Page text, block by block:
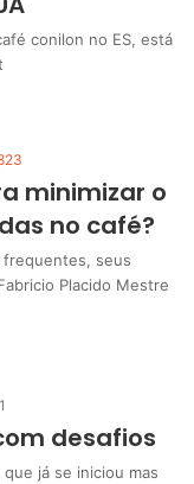
conilon no ES, está
minimizar o
no café?
frequentes, seus
Placido Mestre
desafios
já se iniciou mas